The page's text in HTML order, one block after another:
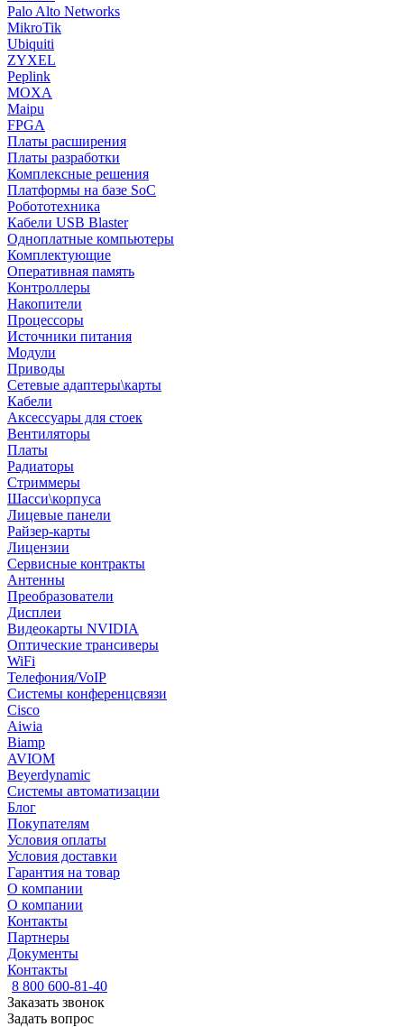
Palo Alto Networks
MikroTik
Ubiquiti
ZYXEL
Peplink
MOXA
Maipu
FPGA
Платы расширения
Платы разработки
Комплексные решения
Платформы на базе SoC
Робототехника
Кабели USB Blaster
Одноплатные компьютеры
Комплектующие
Оперативная память
Контроллеры
Накопители
Процессоры
Источники питания
Модули
Приводы
Сетевые адаптеры\карты
Кабели
Аксессуары для стоек
Вентиляторы
Платы
Радиаторы
Стриммеры
Шасси\корпуса
Лицевые панели
Райзер-карты
Лицензии
Сервисные контракты
Антенны
Преобразователи
Дисплеи
Видеокарты NVIDIA
Оптические трансиверы
WiFi
Телефония/VoIP
Системы конференцсвязи
Cisco
Aiwia
Biamp
AVIOM
Beyerdynamic
Системы автоматизации
Блог
Покупателям
Условия оплаты
Условия доставки
Гарантия на товар
О компании
О компании
Контакты
Партнеры
Документы
Контакты
8 800 600-81-40
Заказать звонок
Задать вопрос